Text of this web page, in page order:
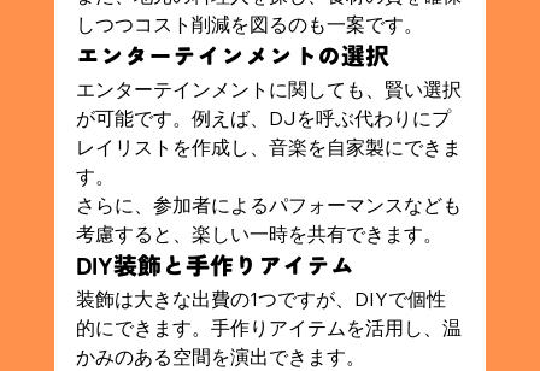
しつつコスト削減を図るのも一案です。
エンターテインメントの選択
エンターテインメントに関しても、賢い選択
が可能です。例えば、DJを呼ぶ代わりにプ
レイリストを作成し、音楽を自家製にできま
す。
さらに、参加者によるパフォーマンスなども
考慮すると、楽しい一時を共有できます。
DIY装飾と手作りアイテム
装飾は大きな出費の1つですが、DIYで個性
的にできます。手作りアイテムを活用し、温
かみのある空間を演出できます。